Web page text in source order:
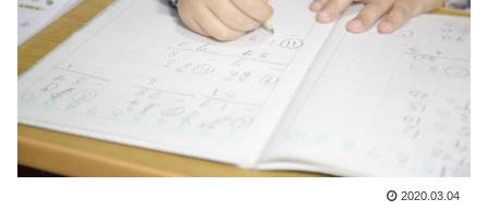
2020.03.04